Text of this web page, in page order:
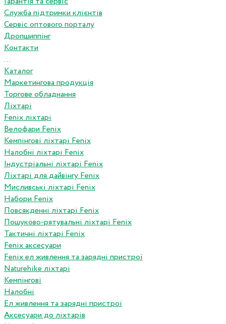
Служба підтримки клієнтів
Сервіс оптового порталу
Дропшиппінг
Контакти
...
Каталог
Маркетингова продукція
Торгове обладнання
Ліхтарі
Fenix ліхтарі
Велофари Fenix
Кемпінгові ліхтарі Fenix
Налобні ліхтарі Fenix
Індустріальні ліхтарі Fenix
Ліхтарі для дайвінгу Fenix
Мисливські ліхтарі Fenix
Набори Fenix
Повсякденні ліхтарі Fenix
Пошуково-рятувальні ліхтарі Fenix
Тактичні ліхтарі Fenix
Fenix аксесуари
Fenix ел живлення та зарядні пристрої
Naturehike ліхтарі
Кемпінгові
Налобні
Ел живлення та зарядні пристрої
Аксесуари до ліхтарів